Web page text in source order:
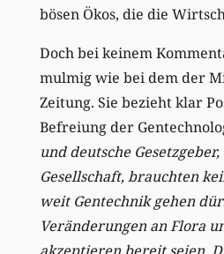
bösen Ökos, die die
Doch bei keinem
mulmig wie bei dem der
Zeitung. Sie bezieht klar
Befreiung der
und deutsche
Gesellschaft, brauchten
weit Gentechnik gehen
Veränderungen an Flora